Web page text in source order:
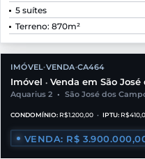
5 suítes
Terreno: 870m²
IMÓVEL•VENDA•CA464
Imóvel • Venda em São José
Aquarius 2 • São José dos
CONDOMÍNIO: R$1.200,00 • IPTU:
VENDA: R$